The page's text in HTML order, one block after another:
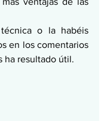
o la habéis
en los comentarios
ha resultado útil.